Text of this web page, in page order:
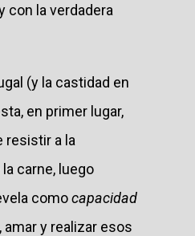
con la verdadera
(y la castidad en
en primer lugar,
resistir a la
carne, luego
comocapacidad
y realizar esos